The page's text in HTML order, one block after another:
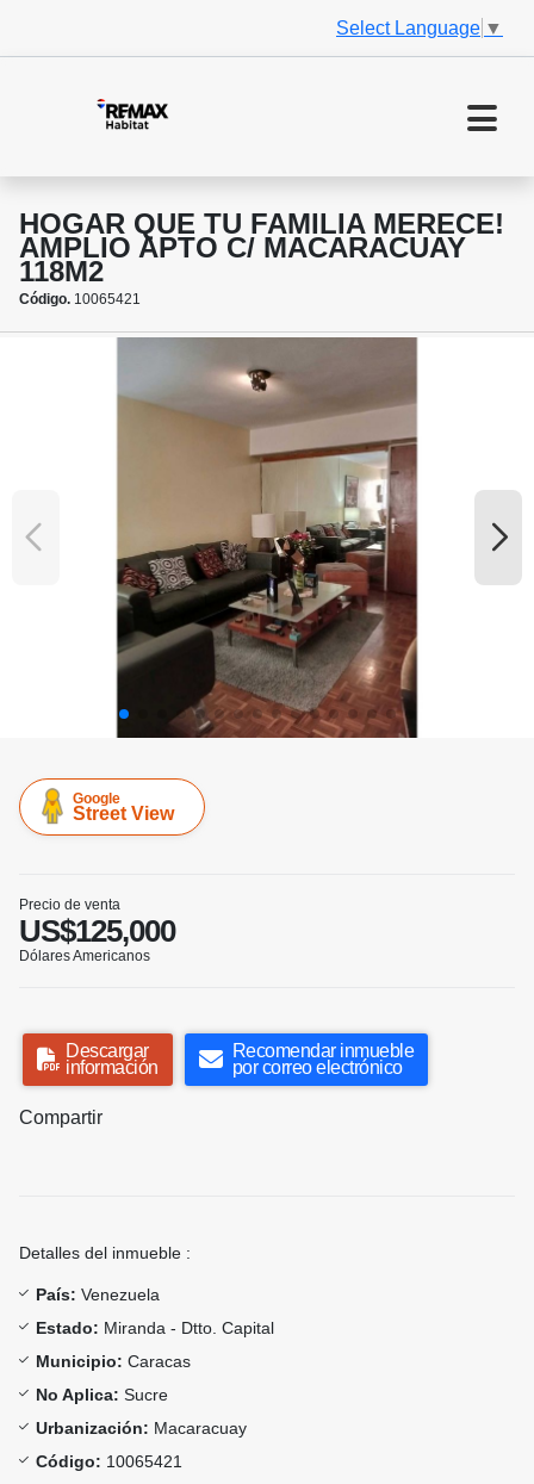
Select Language ▼
HOGAR QUE TU FAMILIA MERECE!
AMPLIO APTO C/ MACARACUAY
118M2
Código. 10065421
Google
Street View
Precio de venta
US$125,000
Dólares Americanos
Descargar
información
Recomendar inmueble
por correo electrónico
Compartir
Detalles del inmueble :
País: Venezuela
Estado: Miranda - Dtto. Capital
Municipio: Caracas
No Aplica: Sucre
Urbanización: Macaracuay
Código: 10065421